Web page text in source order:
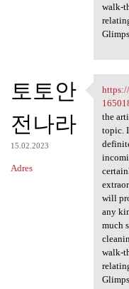
walk-
토토안
전나라
15.02.2023
Adres
the
topic.
will
any
much
walk-